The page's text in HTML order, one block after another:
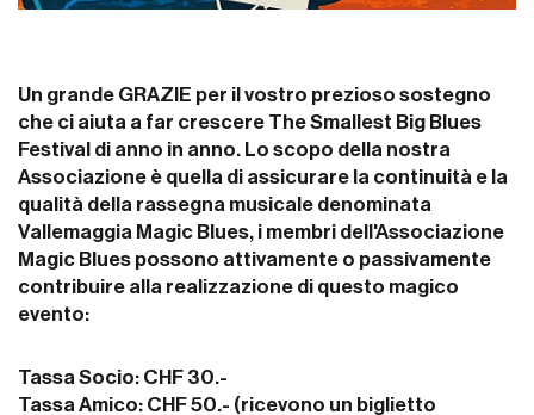
Un grande GRAZIE per il vostro prezioso sostegno
che ci aiuta a far crescere The Smallest Big Blues
Festival di anno in anno. Lo scopo della nostra
Associazione è quella di assicurare la continuità e la
qualità della rassegna musicale denominata
Vallemaggia Magic Blues, i membri dell'Associazione
Magic Blues possono attivamente o passivamente
contribuire alla realizzazione di questo magico
evento:
Tassa Socio: CHF 30.-
Tassa Amico: CHF 50.- (ricevono un biglietto